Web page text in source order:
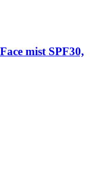
mist SPF30,